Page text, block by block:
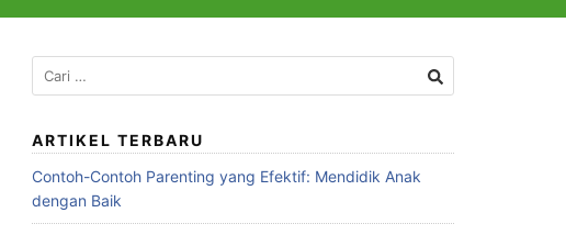
ARTIKEL TERBARU
Contoh-Contoh Parenting yang Efektif: Mendidik Anak
dengan Baik